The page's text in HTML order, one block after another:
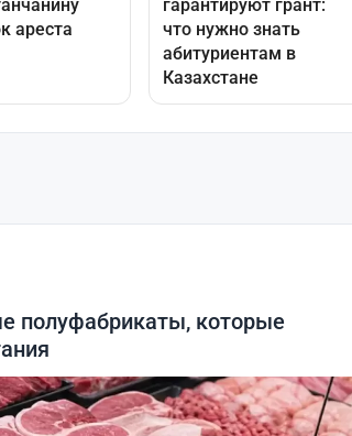
полуфабрикаты, которые